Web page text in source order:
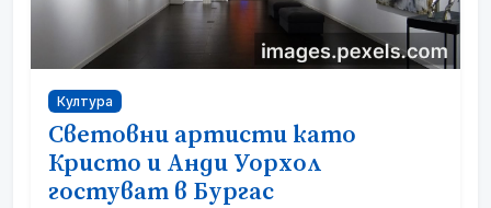
Култура
Световни артисти като
Кристо и Анди Уорхол
гостуват в Бургас